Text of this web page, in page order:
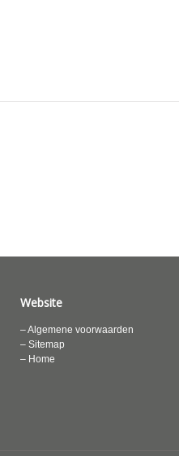
Website
– Algemene voorwaarden
– Sitemap
– Home